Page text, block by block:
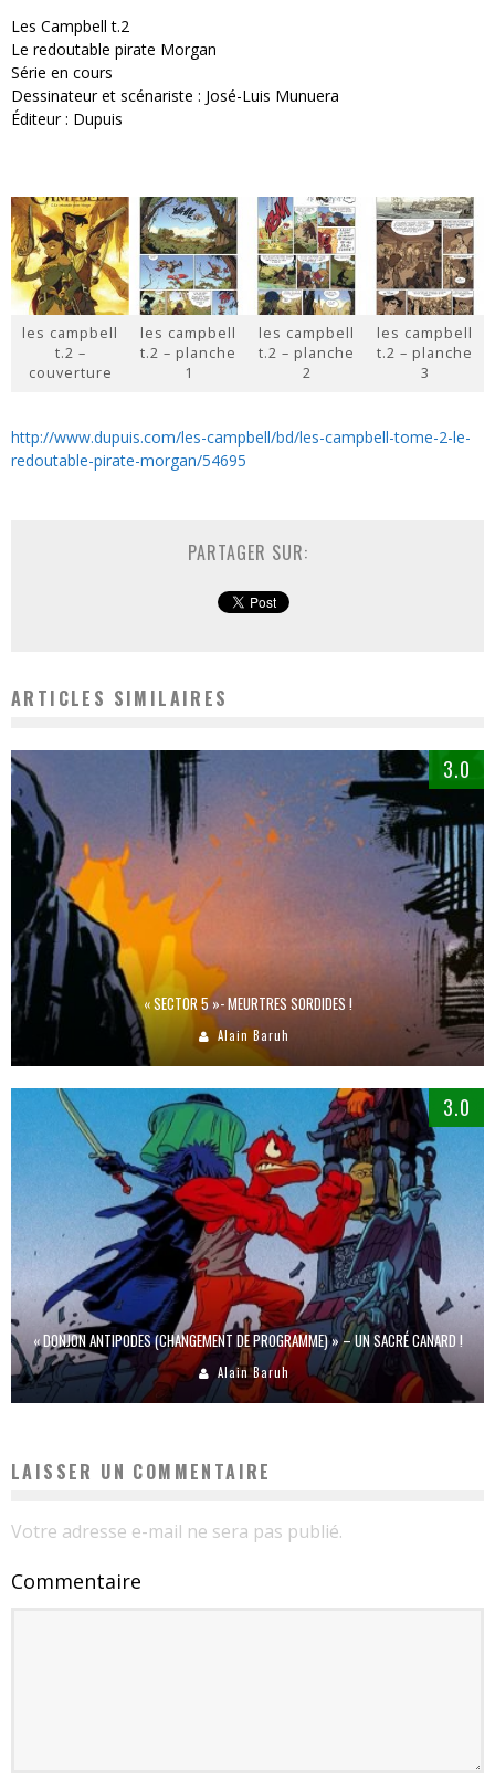
Les Campbell t.2
Le redoutable pirate Morgan
Série en cours
Dessinateur et scénariste : José-Luis Munuera
Éditeur : Dupuis
les campbell
t.2 –
couverture
les campbell
t.2 – planche
1
les campbell
t.2 – planche
2
les campbell
t.2 – planche
3
http://www.dupuis.com/les-campbell/bd/les-campbell-tome-2-le-
redoutable-pirate-morgan/54695
PARTAGER SUR:
ARTICLES SIMILAIRES
3.0
« SECTOR 5 »- MEURTRES SORDIDES !
Alain Baruh
3.0
« DONJON ANTIPODES (CHANGEMENT DE PROGRAMME) » – UN SACRÉ CANARD !
Alain Baruh
LAISSER UN COMMENTAIRE
Votre adresse e-mail ne sera pas publié.
Commentaire